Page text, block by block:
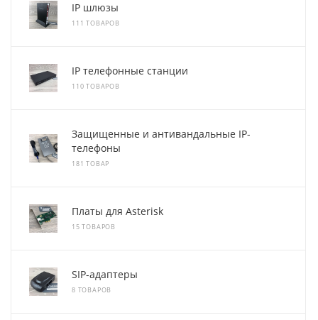
IP шлюзы
111 ТОВАРОВ
IP телефонные станции
110 ТОВАРОВ
Защищенные и антивандальные IP-
телефоны
181 ТОВАР
Платы для Asterisk
15 ТОВАРОВ
SIP-адаптеры
8 ТОВАРОВ